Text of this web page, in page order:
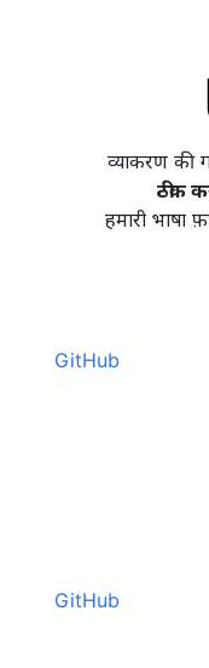
व्याकरण की
ठीक
हमारी भाषा
GitHub
GitHub